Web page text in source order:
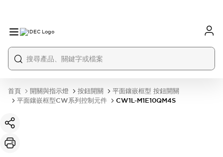
首頁 開關與指示燈 按鈕開關
平面鑲嵌框型 按鈕開關
平面鑲嵌框型CW系列控制元件
CW1L-M1E10QM4S